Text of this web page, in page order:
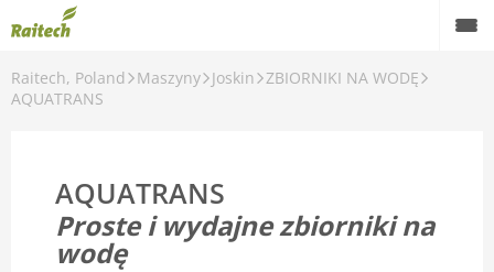
Raitech, Poland Maszyny Joskin ZBIORNIKI NA WODĘ
AQUATRANS
AQUATRANS
Proste i wydajne zbiorniki na
wodę
Maszyny
Części zamienne
Serwis